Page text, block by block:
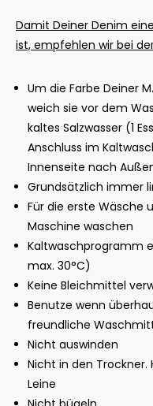
Damit Deiner Denim
ist, empfehlen wir bei
Um die Farbe Deiner
weich sie vor dem
kaltes Salzwasser (1
Anschluss im
Innenseite nach
Grundsätzlich immer
Für die erste Wäsche
Maschine waschen
Kaltwaschprogramm
max. 30°C)
Keine Bleichmittel
Benutze wenn
freundliche
Nicht auswinden
Nicht in den Trockner.
Leine